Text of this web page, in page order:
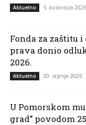
Aktuelno 5. kolovoza 2026.
Fonda za zaštitu
prava donio
2026.
Aktuelno 20. srpnja 2026.
U Pomorskom
grad” povodom